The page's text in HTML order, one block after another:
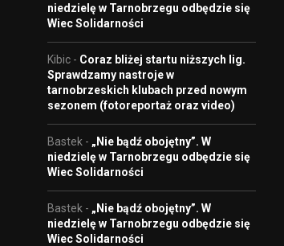
niedzielę w Tarnobrzegu odbędzie się
Wiec Solidarności
Kibic - Coraz bliżej startu niższych lig.
Sprawdzamy nastroje w
tarnobrzeskich klubach przed nowym
sezonem (fotoreportaż oraz video)
Bastek - „Nie bądź obojętny”. W
niedzielę w Tarnobrzegu odbędzie się
Wiec Solidarności
Bastek - „Nie bądź obojętny”. W
niedzielę w Tarnobrzegu odbędzie się
Wiec Solidarności